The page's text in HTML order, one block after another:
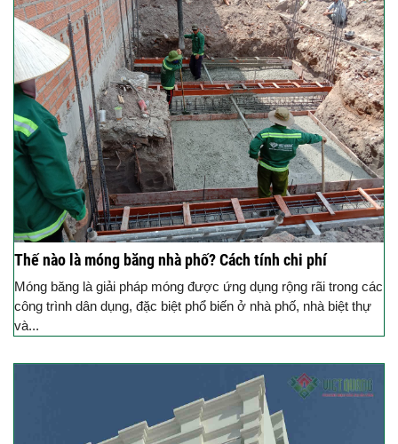
Thế nào là móng băng nhà phố? Cách tính chi phí
Móng băng là giải pháp móng được ứng dụng rộng rãi trong các
công trình dân dụng, đặc biệt phổ biến ở nhà phố, nhà biệt thự
và...